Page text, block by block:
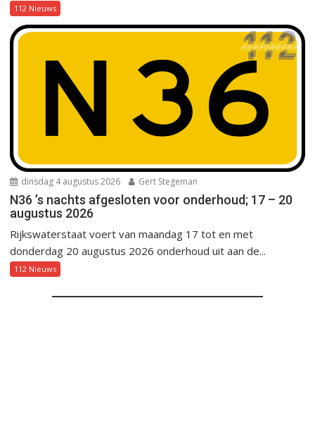
112 Nieuws
dinsdag 4 augustus 2026 Gert Stegeman
N36 ’s nachts afgesloten voor onderhoud; 17 – 20
augustus 2026
Rijkswaterstaat voert van maandag 17 tot en met
donderdag 20 augustus 2026 onderhoud uit aan de...
112 Nieuws